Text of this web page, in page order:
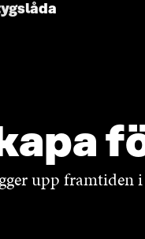
upp framtiden i